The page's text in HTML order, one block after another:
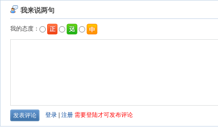
我来说两句
我的态度：
登录 注册 需要登陆才可发布评论